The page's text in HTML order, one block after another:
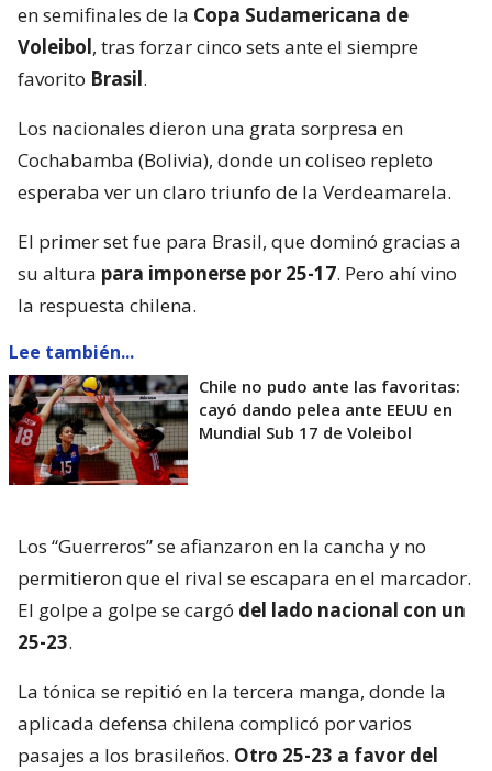
en semifinales de la Copa Sudamericana de
Voleibol, tras forzar cinco sets ante el siempre
favorito Brasil.
Los nacionales dieron una grata sorpresa en
Cochabamba (Bolivia), donde un coliseo repleto
esperaba ver un claro triunfo de la Verdeamarela.
El primer set fue para Brasil, que dominó gracias a
su altura para imponerse por 25-17. Pero ahí vino
la respuesta chilena.
Lee también...
Chile no pudo ante las favoritas:
cayó dando pelea ante EEUU en
Mundial Sub 17 de Voleibol
Los “Guerreros” se afianzaron en la cancha y no
permitieron que el rival se escapara en el marcador.
El golpe a golpe se cargó del lado nacional con un
25-23.
La tónica se repitió en la tercera manga, donde la
aplicada defensa chilena complicó por varios
pasajes a los brasileños. Otro 25-23 a favor del